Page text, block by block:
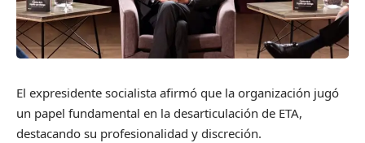
El expresidente socialista afirmó que la organización jugó
un papel fundamental en la desarticulación de ETA,
destacando su profesionalidad y discreción.